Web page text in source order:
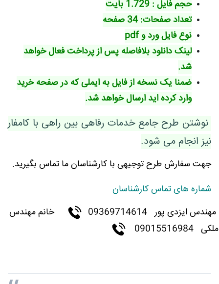
حجم فایل : 1.729 بایت
تعداد صفحات: 34 صفحه
نوع فایل ورد و pdf
لینک دانلود بلافاصله پس از پرداخت فعال خواهد
شد.
ضمنا یک نسخه از فایل به ایملی که در صفحه خرید
وارد کرده اید ارسال خواهد شد.
نوشتن طرح جامع خدمات رفاهی بین راهی با کامفار
نیز انجام می شود.
جهت سفارش طرح توجیهی با کارشناسان ما تماس بگیرید.
شماره های تماس کارشناسان
مهندس ایزدی پور 09369714614
خانم مهندس
ملکی 09015516984